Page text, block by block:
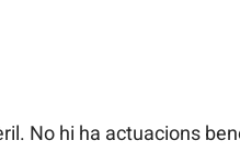
No hi ha actuacions